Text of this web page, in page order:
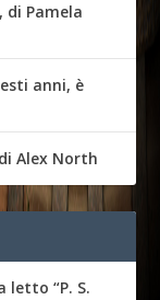
di Pamela
anni, è
Alex North
letto “P. S.